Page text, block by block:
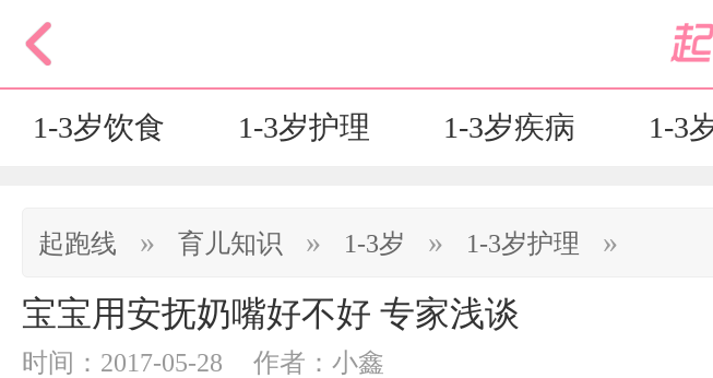
1-3岁饮食 1-3岁护理 1-3岁疾病 1-3
起跑线 » 育儿知识 » 1-3岁 » 1-3岁护理 »
宝宝用安抚奶嘴好不好 专家浅谈
时间：2017-05-28 作者：小鑫